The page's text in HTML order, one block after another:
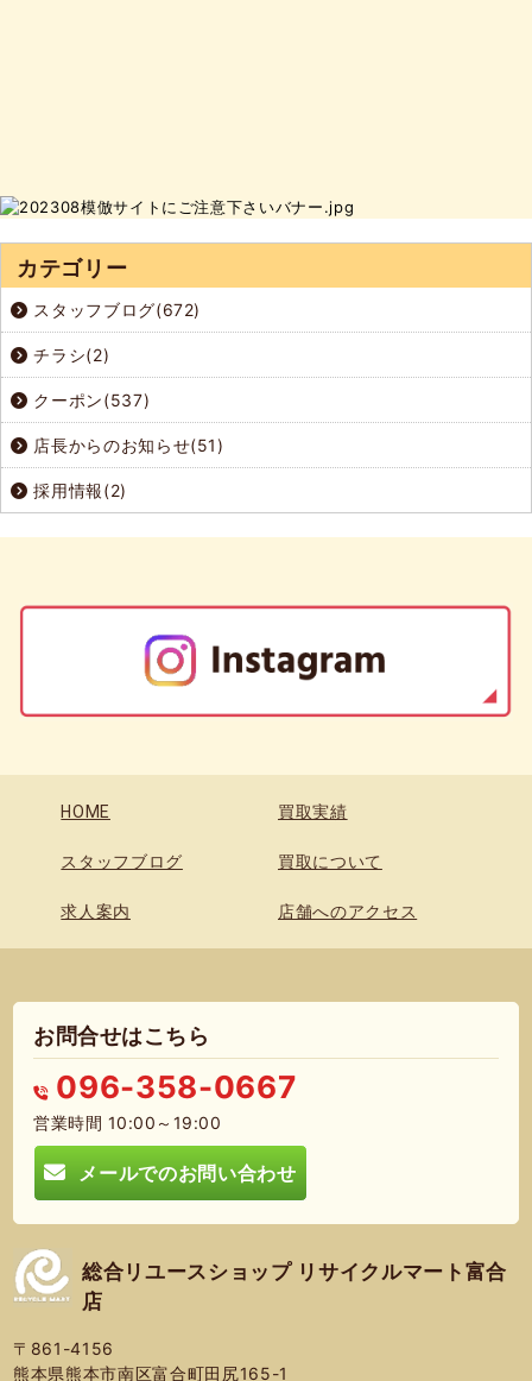
カテゴリー
スタッフブログ(672)
チラシ(2)
クーポン(537)
店長からのお知らせ(51)
採用情報(2)
HOME 買取実績
スタッフブログ 買取について
求人案内 店舗へのアクセス
お問合せはこちら
096-358-0667
営業時間 10:00～19:00
メールでのお問い合わせ
総合リユースショップ リサイクルマート富合
店
〒861-4156
熊本県熊本市南区富合町田尻165-1